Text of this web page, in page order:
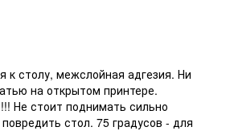
к столу, межслойная адгезия. Ни
на открытом принтере.
Не стоит поднимать сильно
стол. 75 градусов - для